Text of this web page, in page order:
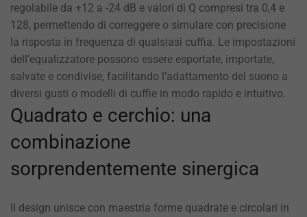
regolabile da +12 a -24 dB e valori di Q compresi tra 0,4 e
128, permettendo di correggere o simulare con precisione
la risposta in frequenza di qualsiasi cuffia. Le impostazioni
dell’equalizzatore possono essere esportate, importate,
salvate e condivise, facilitando l’adattamento del suono a
diversi gusti o modelli di cuffie in modo rapido e intuitivo.
Quadrato e cerchio: una
combinazione
sorprendentemente sinergica
Il design unisce con maestria forme quadrate e circolari in